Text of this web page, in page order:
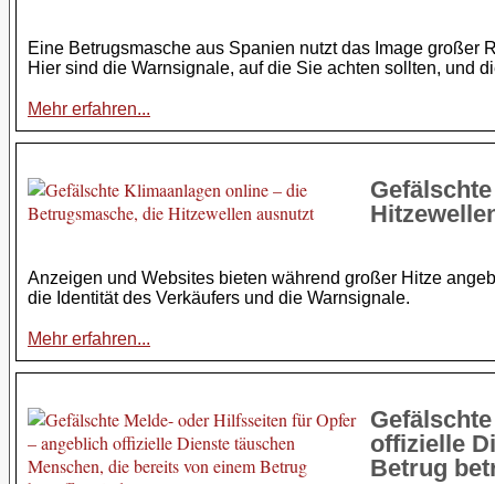
Eine Betrugsmasche aus Spanien nutzt das Image großer
Hier sind die Warnsignale, auf die Sie achten sollten, und
Mehr erfahren...
Anzeigen und Websites bieten während großer Hitze
die Identität des Verkäufers und die Warnsignale.
Mehr erfahren...
offizielle
Betrug